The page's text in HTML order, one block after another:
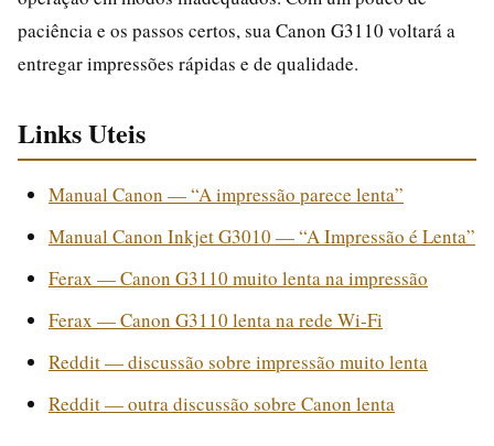
paciência e os passos certos, sua Canon G3110 voltará a
entregar impressões rápidas e de qualidade.
Links Uteis
Manual Canon — “A impressão parece lenta”
Manual Canon Inkjet G3010 — “A Impressão é Lenta”
Ferax — Canon G3110 muito lenta na impressão
Ferax — Canon G3110 lenta na rede Wi‑Fi
Reddit — discussão sobre impressão muito lenta
Reddit — outra discussão sobre Canon lenta